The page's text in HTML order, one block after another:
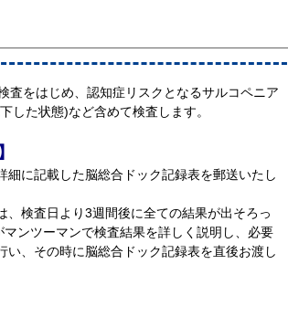
をはじめ、認知症リスクとなるサルコペニア
した状態)など含めて検査します。
細に記載した脳総合ドック記録表を郵送いたし
、検査日より3週間後に全ての結果が出そろっ
ンツーマンで検査結果を詳しく説明し、必要
い、その時に脳総合ドック記録表を直後お渡し